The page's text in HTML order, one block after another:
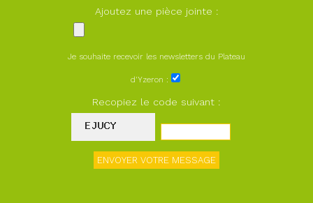
Ajoutez une pièce jointe :
Je souhaite recevoir les newsletters du Plateau
d'Yzeron :
Recopiez le code suivant :